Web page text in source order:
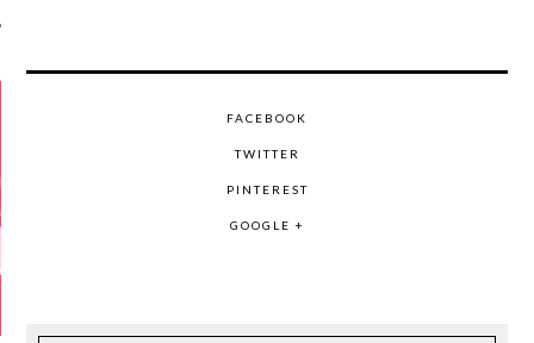
FACEBOOK
TWITTER
PINTEREST
GOOGLE +